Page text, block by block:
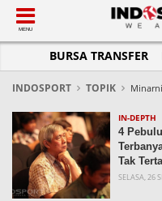
SUB-MENU
SEPAKBOLA
LIGA 1
LIGA 2
LIGA INGGRIS
LIGA ITALIA
LIGA SPANYOL
SUB-MENU
SPORTAINMENT
SELEBSPORT
LIFESTYLE
SUB-MENU
OTOMOTIF
MOTOGP
FORMULA 1
OTOMANIA
SUB-MENU
RAKET
MMA
FUTSAL
OLIMPIK
E-SPORT
SUB-MENU
JADWAL
KLASEMEN
SUB-MENU
TOPIK HARI INI
PERATURAN OLAHRAGA
TIPS DAN TRIK
INFOGRAFIS
GALERI FOTO
TEMPAT OLAHRAGA
MENU
BURSA TRANSFER
INDOSPORT TOPIK
IN-DEPTH
4
Tak
SELASA, 26